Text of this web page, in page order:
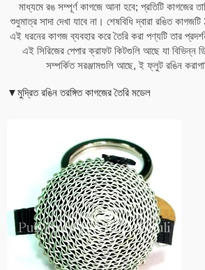
মাধ্যমে রঙ সম্পূর্ণ কাগজে আনা হবে; প্রতিটি কাগজের
শুধুমাত্র সাদা দেখা যাবে না। শেষবিধি দ্বারা রঙিত
এই ধরনের কাগজ ব্যবহার করে তৈরি করা পণ্যটি তার
এই সিরিজের পেপার ক্রাফট কিটগুলি আছে যা বিভিন্ন
সম্পর্কিত সরঞ্জামগুলি আছে, ই ফ্লুট রঙিন
▼মুদ্রিত রঙিন তরঙ্গিত কাগজের তৈরি মডেল